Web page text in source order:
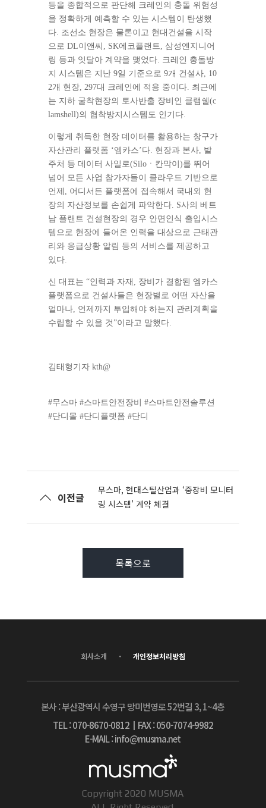
등을 종합적으로 판단해 크레인의 충돌 위험성
을 정확하게 예측할 수 있는 시스템이 탄생했
다. 조선소 현장은 물론이고 현대건설을 시작
으로 DL이앤씨, SK에코플랜트, 삼성엔지니어
링 등과 잇달아 계약을 맺었다. 크레인 충돌방
지 시스템은 지난 9일 기준으로 9개 건설사, 10
2개 현장, 297대 크레인에 적용 중이다. 최근에
는 지하 굴착현장의 토사반출 장비인 클램쉘(c
lamshell)의 협착방지시스템도 인기다.
이렇게 취득한 현장 데이터를 활용하는 창구가
자산관리 플랫폼 ‘엠카스’다. 현장과 본사, 발
주처 등 데이터 사일로(Siloㆍ칸막이)를 뛰어
넘어 모든 사업 참가자들이 클라우드 기반으로
언제, 어디서든 플랫폼에 접속해서 국내외 현
장의 자산정보를 손쉽게 파악한다. S사의 베트
남 플랜트 건설현장의 경우 안면인식 출입시스
템으로 현장에 들어온 인력을 대상으로 근태관
리와 응급상황 알림 등의 서비스를 제공하고
있다.
신 대표는 “인력과 자재, 장비가 결합된 엠카스
플랫폼으로 건설사들은 현장별로 어떤 자산을
얼마나, 언제까지 투입해야 하는지 관리계획을
수립할 수 있을 것”이라고 말했다.
김태형기자 kth@
#무스마 #스마트안전장비 #스마트안전솔루션
#단디몰 #단디플랫폼 #단디
이전글
무스마, 현대스틸산업과 ‘중장비 모니터
링 시스템’ 계약 체결
목록으로
회사소개 · 개인정보처리방침
본사 : 부산광역시 수영구 망미번영로 52번길 3, 1~4층
TEL : 070-8670-0812┃ FAX : 050-7074-9982
E-MAIL : info@musma.net
Copyright 2020 MUSMA